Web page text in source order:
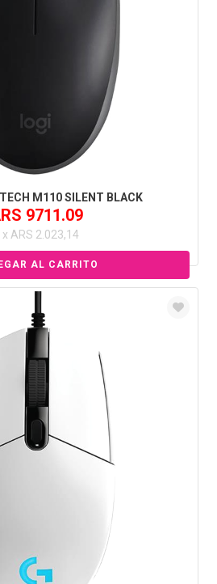
M110 SILENT BLACK
9711.09
x ARS 2.023,14